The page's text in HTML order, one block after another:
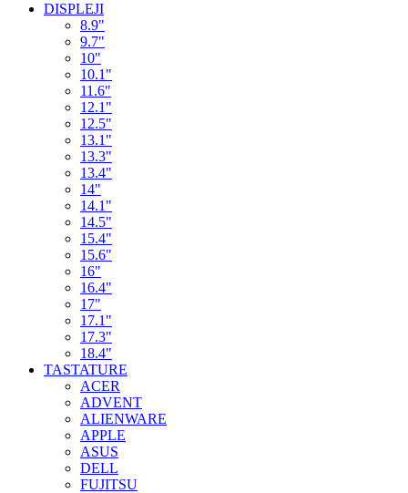
DISPLEJI
8.9"
9.7"
10"
10.1"
11.6"
12.1"
12.5"
13.1"
13.3"
13.4"
14"
14.1"
14.5"
15.4"
15.6"
16"
16.4"
17"
17.1"
17.3"
18.4"
TASTATURE
ACER
ADVENT
ALIENWARE
APPLE
ASUS
DELL
FUJITSU